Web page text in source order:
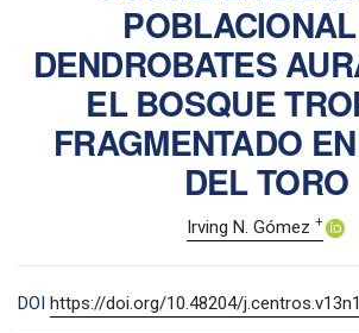
DENDROBATES
EL BOSQUE
FRAGMENTADO
DEL TORO
Irving N. Gómez +
DOI https://doi.org/10.48204/